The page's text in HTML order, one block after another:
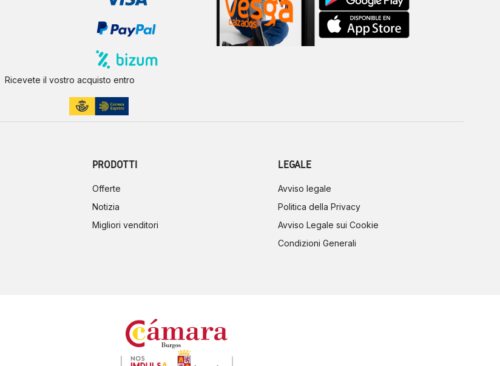
Ricevete il vostro acquisto entro
PRODOTTI
Offerte
Notizia
Migliori venditori
LEGALE
Avviso legale
Politica della Privacy
Avviso Legale sui Cookie
Condizioni Generali